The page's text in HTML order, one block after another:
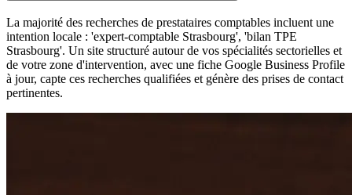
La majorité des recherches de prestataires comptables incluent une
intention locale : 'expert-comptable Strasbourg', 'bilan TPE
Strasbourg'. Un site structuré autour de vos spécialités sectorielles et
de votre zone d'intervention, avec une fiche Google Business Profile
à jour, capte ces recherches qualifiées et génère des prises de contact
pertinentes.